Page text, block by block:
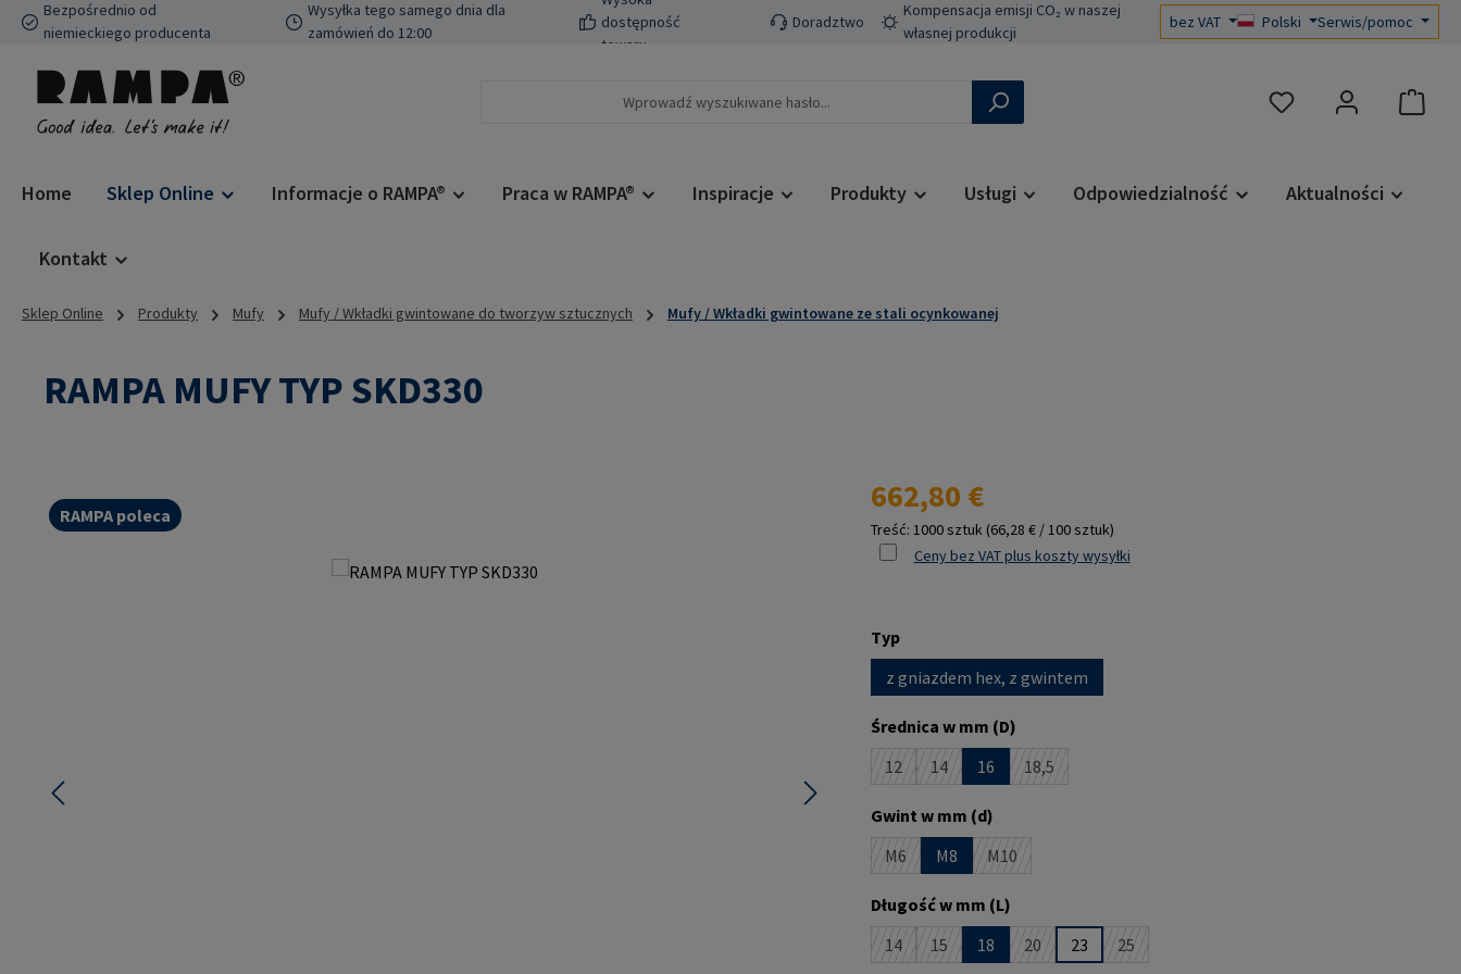
do głównej zawartości
Przejdź do wyszukiwania
Przejdź do głównej nawigacji
Bezpośrednio od
niemieckiego producenta
Wysyłka tego samego dnia dla
zamówień do 12:00
dostępność
towaru
Doradztwo
Kompensacja emisji CO₂ w naszej
własnej produkcji
bez VAT Polski Serwis/pomoc
Masz 0 przedmioty na
Home Sklep Online Informacje o RAMPA® Praca w RAMPA® Inspiracje Produkty Usługi Odpowiedzialność Aktualności
Kontakt
Sklep Online Produkty Mufy Mufy / Wkładki gwintowane do tworzyw sztucznych Mufy / Wkładki gwintowane ze stali ocynkowanej
RAMPA MUFY TYP SKD330
RAMPA poleca
Cena regularna:
662,80 €
Treść: 1000 sztuk (66,28 € / 100 sztuk)
Ceny bez VAT plus koszty wysyłki
Wybierz
Typ
z gniazdem hex, z gwintem
Wybierz
Średnica w mm (D)
12
(Ta opcja jest obecnie niedostępna.)
14
(Ta opcja jest obecnie niedostępna.)
16 18,5
(Ta opcja jest obecnie niedostępna.)
Wybierz
Gwint w mm (d)
M6
(Ta opcja jest obecnie niedostępna.)
M8 M10
(Ta opcja jest obecnie niedostępna.)
Wybierz
Długość w mm (L)
14
(Ta opcja jest obecnie niedostępna.)
15
(Ta opcja jest obecnie niedostępna.)
18 20
(Ta opcja jest obecnie niedostępna.)
23 25
(Ta opcja jest obecnie niedostępna.)